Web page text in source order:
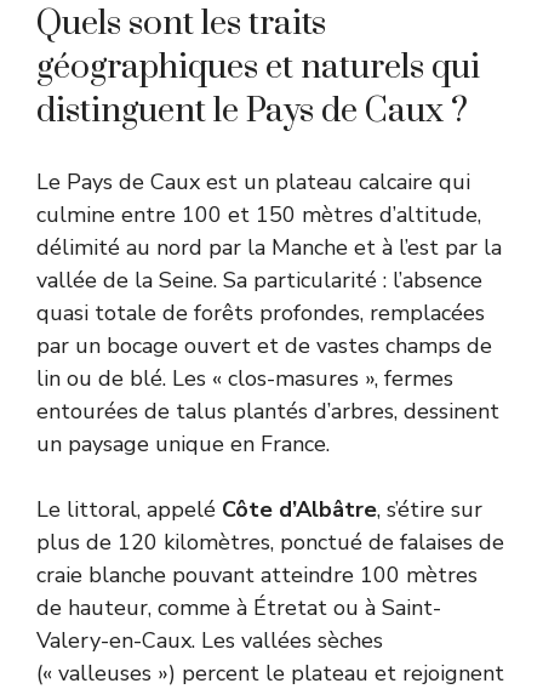
Quels sont les traits
géographiques et naturels qui
distinguent le Pays de Caux ?
Le Pays de Caux est un plateau calcaire qui
culmine entre 100 et 150 mètres d’altitude,
délimité au nord par la Manche et à l’est par la
vallée de la Seine. Sa particularité : l’absence
quasi totale de forêts profondes, remplacées
par un bocage ouvert et de vastes champs de
lin ou de blé. Les « clos-masures », fermes
entourées de talus plantés d’arbres, dessinent
un paysage unique en France.
Le littoral, appelé Côte d’Albâtre, s’étire sur
plus de 120 kilomètres, ponctué de falaises de
craie blanche pouvant atteindre 100 mètres
de hauteur, comme à Étretat ou à Saint-
Valery-en-Caux. Les vallées sèches
(« valleuses ») percent le plateau et rejoignent